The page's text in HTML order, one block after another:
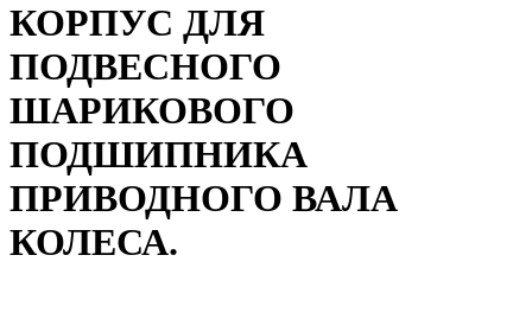
КОРПУС ДЛЯ
ПОДВЕСНОГО
ШАРИКОВОГО
ПОДШИПНИКА
ПРИВОДНОГО ВАЛА
КОЛЕСА.